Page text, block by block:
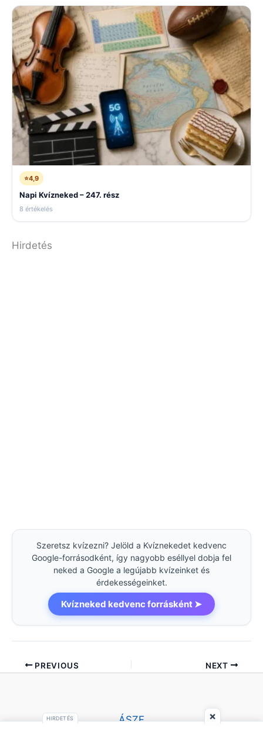
⭐4,9
Napi Kvízneked – 247. rész
8 értékelés
Hirdetés
Szeretsz kvízezni? Jelöld a Kvíznekedet kedvenc
Google-forrásodként, így nagyobb eséllyel dobja fel
neked a Google a legújabb kvízeinket és
érdekességeinket.
Kvízneked kedvenc forrásként ➤
PREVIOUS NEXT
ÁSZF
HIRDETÉS ×